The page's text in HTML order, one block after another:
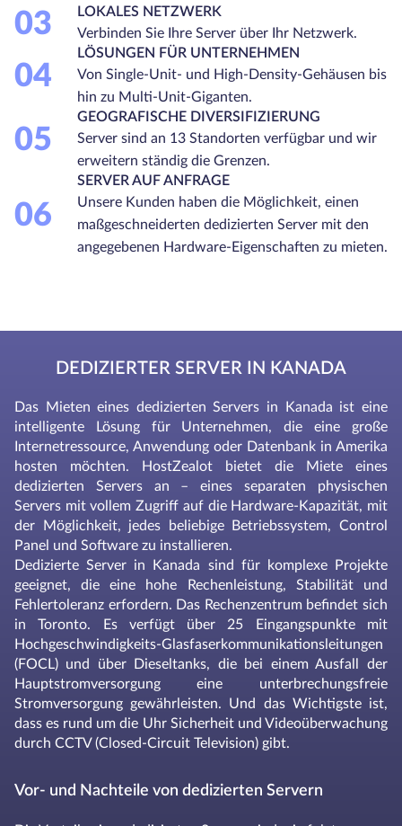
03
LOKALES NETZWERK
Verbinden Sie Ihre Server über Ihr Netzwerk.
04
LÖSUNGEN FÜR UNTERNEHMEN
Von Single-Unit- und High-Density-Gehäusen bis
hin zu Multi-Unit-Giganten.
05
GEOGRAFISCHE DIVERSIFIZIERUNG
Server sind an 13 Standorten verfügbar und wir
erweitern ständig die Grenzen.
06
SERVER AUF ANFRAGE
Unsere Kunden haben die Möglichkeit, einen
maßgeschneiderten dedizierten Server mit den
angegebenen Hardware-Eigenschaften zu mieten.
DEDIZIERTER SERVER IN KANADA
Das Mieten eines dedizierten Servers in Kanada ist eine
intelligente Lösung für Unternehmen, die eine große
Internetressource, Anwendung oder Datenbank in Amerika
hosten möchten. HostZealot bietet die Miete eines
dedizierten Servers an – eines separaten physischen
Servers mit vollem Zugriff auf die Hardware-Kapazität, mit
der Möglichkeit, jedes beliebige Betriebssystem, Control
Panel und Software zu installieren.
Dedizierte Server in Kanada sind für komplexe Projekte
geeignet, die eine hohe Rechenleistung, Stabilität und
Fehlertoleranz erfordern. Das Rechenzentrum befindet sich
in Toronto. Es verfügt über 25 Eingangspunkte mit
Hochgeschwindigkeits-Glasfaserkommunikationsleitungen
(FOCL) und über Dieseltanks, die bei einem Ausfall der
Hauptstromversorgung eine unterbrechungsfreie
Stromversorgung gewährleisten. Und das Wichtigste ist,
dass es rund um die Uhr Sicherheit und Videoüberwachung
durch CCTV (Closed-Circuit Television) gibt.
Vor- und Nachteile von dedizierten Servern